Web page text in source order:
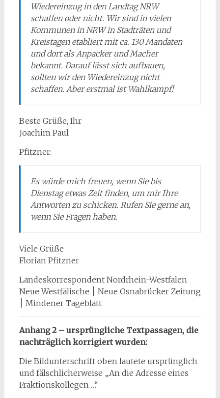
Wiedereinzug in den Landtag NRW
schaffen oder nicht. Wir sind in vielen
Kommunen in NRW in Stadträten und
Kreistagen etabliert mit ca. 130 Mandaten
und dort als Anpacker und Macher
bekannt. Darauf lässt sich aufbauen,
sollten wir den Wiedereinzug nicht
schaffen. Aber erstmal ist Wahlkampf!
Beste Grüße, Ihr
Joachim Paul
Pfitzner:
Es würde mich freuen, wenn Sie bis
Dienstag etwas Zeit finden, um mir Ihre
Antworten zu schicken. Rufen Sie gerne an,
wenn Sie Fragen haben.
Viele Grüße
Florian Pfitzner
Landeskorrespondent Nordrhein-Westfalen
Neue Westfälische ׀ Neue Osnabrücker Zeitung
׀ Mindener Tageblatt
Anhang 2 – ursprüngliche Textpassagen, die
nachträglich korrigiert wurden:
Die Bildunterschrift oben lautete ursprünglich
und fälschlicherweise „An die Adresse eines
Fraktionskollegen …“